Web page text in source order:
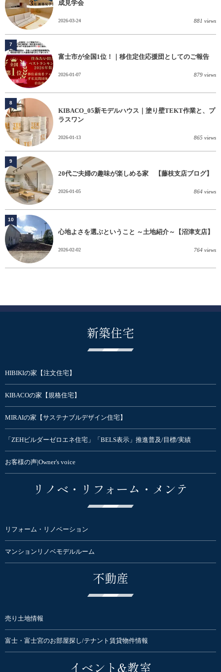
成見学会
2026-03-24 881 views
富士市が全国1位！｜移住定住応援団としてのご報告
2026-01-07 879 views
7
KIBACO_05新モデルハウス｜塗り壁TEKT作業と、プ
ラスワン
2026-01-13 865 views
8
20代ご夫婦の趣味が楽しめる家 【藤枝支店ブログ】
2026-01-05 864 views
9
心地よさを選ぶということ ～土地紹介～【沼津支店】
2026-02-02 764 views
10
新築住宅
HIBIKIの家【注文住宅】
KIBACOの家【規格住宅】
MIRAIの家【サステナブルデザイン住宅】
「ZEHビルダーゼロエネ住宅」「BELS表示」推進普及/目標/実績
お客様の声|Owner's voice
リノベ・リフォーム・メンテ
リフォーム・リノベーション
マンションリノベモデルルーム
不動産
売り土地情報
富士・富士宮のお部屋探し/テナント賃貸物件情報
イベント&教室